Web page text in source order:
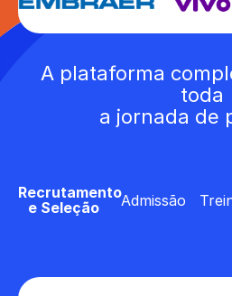
A plataforma
toda
a jornada de
Recrutamento
e Seleção
Admissão